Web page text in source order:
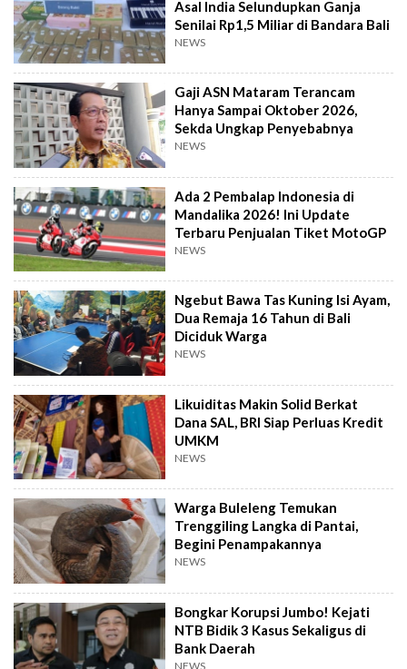
Asal India Selundupkan Ganja
Senilai Rp1,5 Miliar di Bandara Bali
NEWS
Gaji ASN Mataram Terancam
Hanya Sampai Oktober 2026,
Sekda Ungkap Penyebabnya
NEWS
Ada 2 Pembalap Indonesia di
Mandalika 2026! Ini Update
Terbaru Penjualan Tiket MotoGP
NEWS
Ngebut Bawa Tas Kuning Isi Ayam,
Dua Remaja 16 Tahun di Bali
Diciduk Warga
NEWS
Likuiditas Makin Solid Berkat
Dana SAL, BRI Siap Perluas Kredit
UMKM
NEWS
Warga Buleleng Temukan
Trenggiling Langka di Pantai,
Begini Penampakannya
NEWS
Bongkar Korupsi Jumbo! Kejati
NTB Bidik 3 Kasus Sekaligus di
Bank Daerah
NEWS